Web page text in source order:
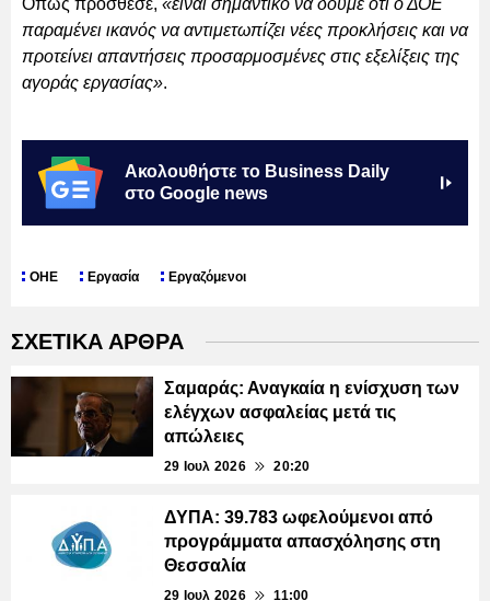
παραμένει ικανός να αντιμετωπίζει νέες προκλήσεις και να
προτείνει απαντήσεις προσαρμοσμένες στις εξελίξεις της
αγοράς εργασίας».
Ακολουθήστε το Business Daily
στο Google news
ΟΗΕ Εργασία Εργαζόμενοι
ΣΧΕΤΙΚΑ ΑΡΘΡΑ
Σαμαράς: Αναγκαία η ενίσχυση των
ελέγχων ασφαλείας μετά τις
απώλειες
29 Ιουλ 2026 20:20
ΔΥΠΑ: 39.783 ωφελούμενοι από
προγράμματα απασχόλησης στη
Θεσσαλία
29 Ιουλ 2026 11:00